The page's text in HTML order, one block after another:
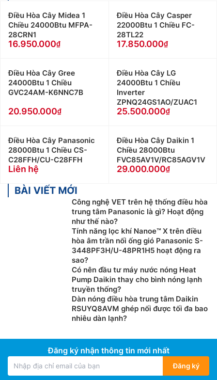
khi hoạt động:Do có công xuất lớn và cấu tạo của
dàn lạnh nên khi vân hành điều hòa cây thường có
tiếng ồn lớn hơn điều hòa treo tường.
Giá bán Điều Hòa Cây Daikin cao hơn điều hòa
tường và điều hòa tủ đứng có cùng thông số kỹ
thuật thì điều hòa tủ đứng thường có giá bán đắt
hơn các dòng điều hòa treo tường có cùng công
suất làm lạnh.
Điều Hòa Cây Daikin ở đâu rẻ?
Điện Máy Thiên Phú là nhà phân phối của rất nhiều
hãng điều hòa
lớn trên thị trường, có đội ngũ tư vấn,
kỹ thuật viên lắp đặt chuyên nghiệp, Các sản phẩm
Điều Hòa Cây Daikin bán ra đều mới 100% được bảo
hành chính hãng và theo tiêu chuẩn nhà sản xuất.
Khi mua Điều Hòa Cây Daikin tại
dienmaythienphu.vn Khách hàng không chỉ sắm
được sản phẩm với giá tốt nhất thị trường , chất
lượng chính hãng, chất lượng đảm bảo mà còn
nhận được rất nhiều chính sách ưu đãi cho khác:
Cam kết Giá Điều Hòa Cây Daikin tốt nhất thị
trường với 100% sản phẩm chính hãng
Thanh toán khi mua Điều Hòa Cây Daikin thuận
tiện, bằng tiền mặt, Sec hoặc chuyển khoản
dẫn sử dụng quý khách hàng vui lòng liên hệ:
0983666996
Nếu khách hàng có như cầu mua Điều Hòa Cây
Daikin số lượng lớn, hoặc Đại lý bán buôn vui lòng
Điều Hòa Cây Midea 1
Chiều 24000Btu MFPA-
28CRN1
16.950.000
Điều Hòa Cây Casper
22000Btu 1 Chiều FC-
28TL22
17.850.000
Điều Hòa Cây Gree
24000Btu 1 Chiều
GVC24AM-K6NNC7B
20.950.000
Điều Hòa Cây LG
24000Btu 1 Chiều
Inverter
ZPNQ24GS1AO/ZUAC1
25.500.000
Điều Hòa Cây Panasonic
28000Btu 1 Chiều CS-
C28FFH/CU-C28FFH
Liên hệ
Điều Hòa Cây Daikin 1
Chiều 28000Btu
FVC85AV1V/RC85AGV1V
29.000.000
BÀI VIẾT MỚI
Công nghệ VET trên hệ thống điều hòa
trung tâm Panasonic là gì? Hoạt động
như thế nào?
Tính năng lọc khí Nanoe™ X trên điều
hòa âm trần nối ống gió Panasonic S-
3448PF3H/U-48PR1H5 hoạt động ra
sao?
Có nên đầu tư máy nước nóng Heat
Pump Daikin thay cho bình nóng lạnh
truyền thống?
Dàn nóng điều hòa trung tâm Daikin
RSUYQ8AVM ghép nối được tối đa bao
nhiêu dàn lạnh?
Đăng ký nhận thông tin mới nhất
Đăng ký